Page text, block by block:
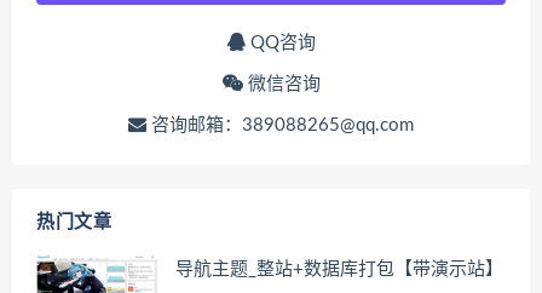
QQ咨询
微信咨询
咨询邮箱：389088265@qq.com
热门文章
导航主题_整站+数据库打包【带演示站】